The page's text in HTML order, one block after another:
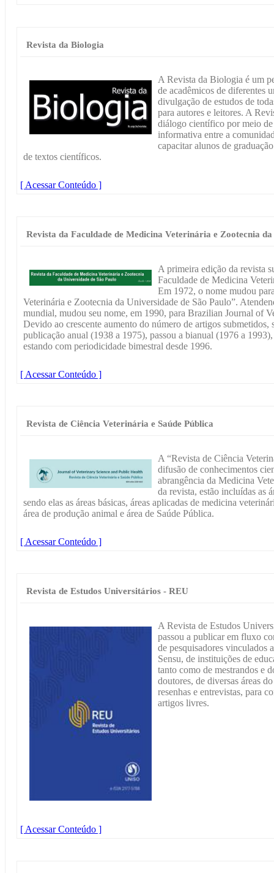
Revista da Biologia
A Revista da Biologia é um
de acadêmicos de diferentes
divulgação de estudos de
para autores e leitores. A
diálogo científico por meio
informativa entre a
capacitar alunos de
de textos científicos.
[ Acessar Conteúdo ]
Revista da Faculdade de Medicina Veterinária e Zootecnia
A primeira edição da revista
Faculdade de Medicina
Em 1972, o nome mudou
Veterinária e Zootecnia da Universidade de São Paulo”.
mundial, mudou seu nome, em 1990, para Brazilian Journal of
Devido ao crescente aumento do número de artigos submetidos,
publicação anual (1938 a 1975), passou a bianual (1976 a
estando com periodicidade bimestral desde 1996.
[ Acessar Conteúdo ]
Revista de Ciência Veterinária e Saúde Pública
A “Revista de Ciência
difusão de conhecimentos
abrangência da Medicina
da revista, estão incluídas as
sendo elas as áreas básicas, áreas aplicadas de medicina
área de produção animal e área de Saúde Pública.
[ Acessar Conteúdo ]
Revista de Estudos Universitários - REU
A Revista de Estudos
passou a publicar em fluxo
de pesquisadores vinculados
Sensu, de instituições de
tanto como de mestrandos e
doutores, de diversas áreas
resenhas e entrevistas, para
artigos livres.
[ Acessar Conteúdo ]